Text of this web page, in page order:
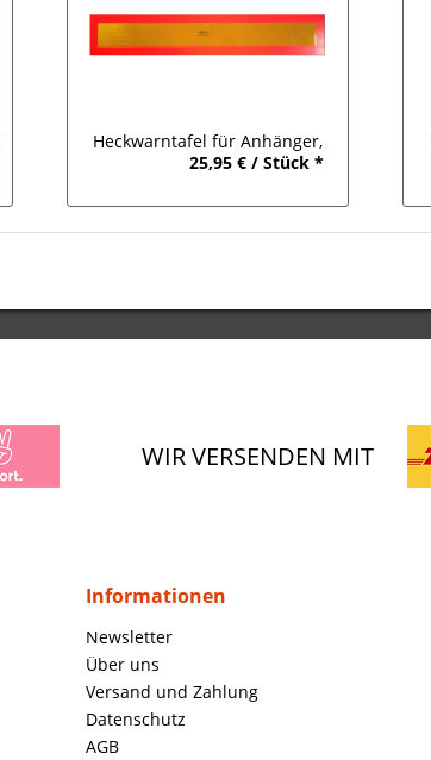
Heckwarntafel für Anhänger,
Auflieger Stück 1130x200 mm
25,95 € / Stück *
WIR VERSENDEN MIT
Informationen
Newsletter
Über uns
Versand und Zahlung
Datenschutz
AGB